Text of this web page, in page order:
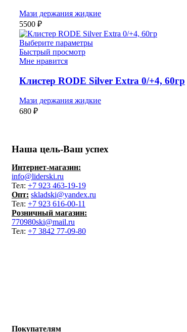
Мази держания жидкие
5500 ₽
Выберите параметры
Быстрый просмотр
Мне нравится
Клистер RODE Silver Extra 0/+4, 60гр
Мази держания жидкие
680 ₽
Наша цель-Ваш успех
Интернет-магазин:
info@liderski.ru
Тел: +7 923 463-19-19
Опт: skladski@yandex.ru
Тел: +7 923 616-00-11
Розничный магазин:
770980ski@mail.ru
Тел: +7 3842 77-09-80
Покупателям